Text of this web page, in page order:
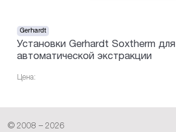
Gerhardt
Установки Gerhardt Soxtherm для
автоматической экстракции
Цена:
© 2008 – 2026